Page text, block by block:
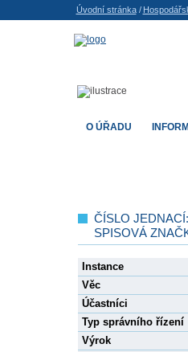
ČÍSLO JEDNACÍ:
SPISOVÁ
Instance
Věc
Účastníci
Typ správního řízení
Výrok
O ÚŘADU
Úvodní stránka/